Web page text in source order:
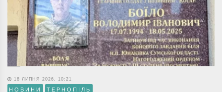
18 ЛИПНЯ 2026, 10:21
НОВИНИ ТЕРНОПІЛЬ